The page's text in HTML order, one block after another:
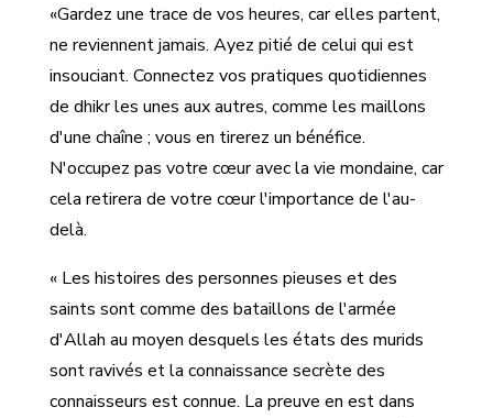
«Gardez une trace de vos heures, car elles partent,
ne reviennent jamais. Ayez pitié de celui qui est
insouciant. Connectez vos pratiques quotidiennes
de dhikr les unes aux autres, comme les maillons
d'une chaîne ; vous en tirerez un bénéfice.
N'occupez pas votre cœur avec la vie mondaine, car
cela retirera de votre cœur l'importance de l'au-
delà.
« Les histoires des personnes pieuses et des
saints sont comme des bataillons de l'armée
d'Allah au moyen desquels les états des murids
sont ravivés et la connaissance secrète des
connaisseurs est connue. La preuve en est dans